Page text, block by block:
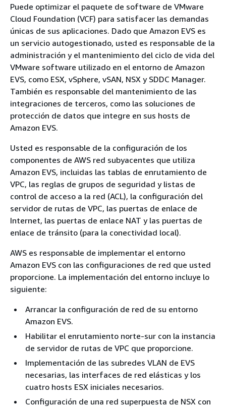
Puede optimizar el paquete de software de VMware
Cloud Foundation (VCF) para satisfacer las demandas
únicas de sus aplicaciones. Dado que Amazon EVS es
un servicio autogestionado, usted es responsable de la
administración y el mantenimiento del ciclo de vida del
VMware software utilizado en el entorno de Amazon
EVS, como ESX, vSphere, vSAN, NSX y SDDC Manager.
También es responsable del mantenimiento de las
integraciones de terceros, como las soluciones de
protección de datos que integre en sus hosts de
Amazon EVS.
Usted es responsable de la configuración de los
componentes de AWS red subyacentes que utiliza
Amazon EVS, incluidas las tablas de enrutamiento de
VPC, las reglas de grupos de seguridad y listas de
control de acceso a la red (ACL), la configuración del
servidor de rutas de VPC, las puertas de enlace de
Internet, las puertas de enlace NAT y las puertas de
enlace de tránsito (para la conectividad local).
AWS es responsable de implementar el entorno
Amazon EVS con las configuraciones de red que usted
proporcione. La implementación del entorno incluye lo
siguiente:
Arrancar la configuración de red de su entorno
Amazon EVS.
Habilitar el enrutamiento norte-sur con la instancia
de servidor de rutas de VPC que proporcione.
Implementación de las subredes VLAN de EVS
necesarias, las interfaces de red elásticas y los
cuatro hosts ESX iniciales necesarios.
Configuración de una red superpuesta de NSX con